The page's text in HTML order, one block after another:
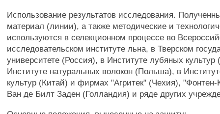
Использование результатов исследования.
материал (линии), а также методические и
используются в селекционном процессе во
исследовательском институте льна, в Тверском
университете (Россия), в Институте лубяных культур
Институте натуральных волокон (Польша), в
культур (Китай) и фирмах "Агритек" (Чехия),
Ван де Билт Заден (Голландия) и ряде других